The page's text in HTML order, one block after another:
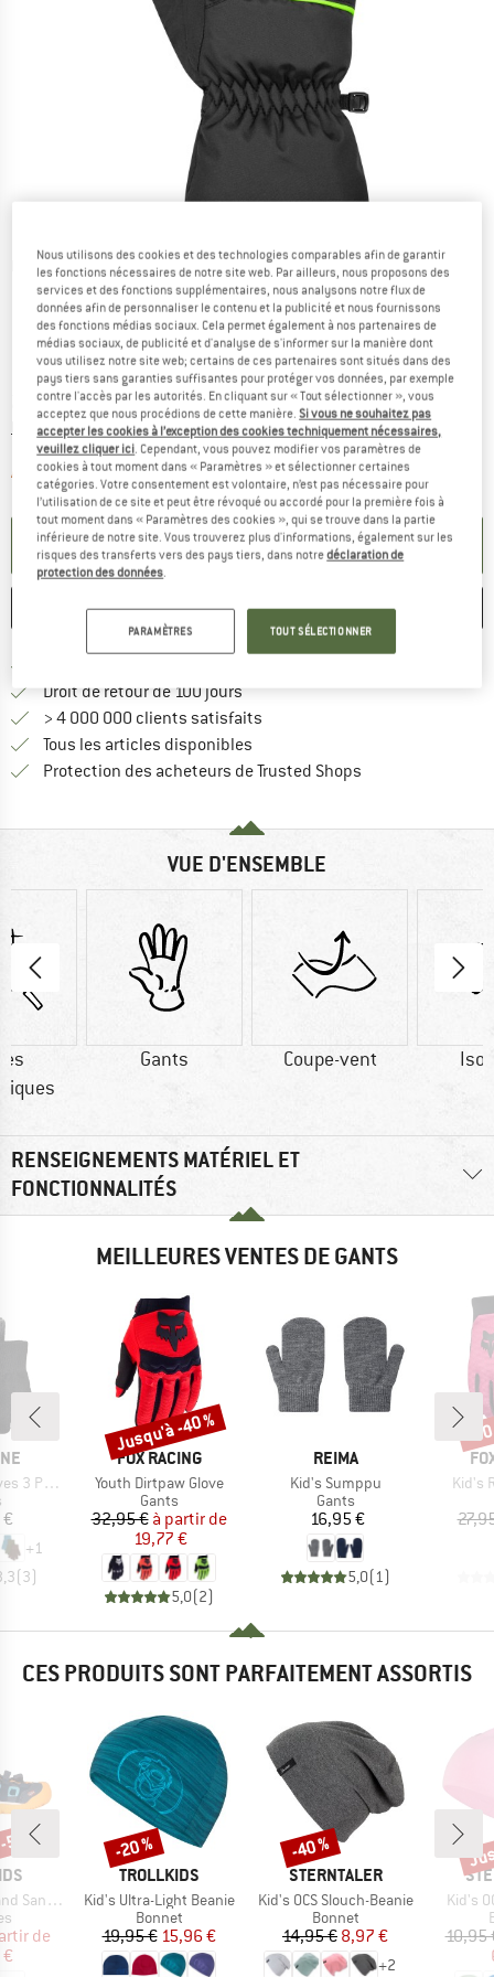
Photos détaillées
Prix:
24,95€ TVA incl.
hors Frais de livraisonInformations sur les frais de livraison. Ouvre une
Article momentanément épuisé;Le lien s'ouvre dans une boîte
PARAMÉTRER ALERTE
ENREGISTRER COMPARER
Droit de retour de 100 jours
> 4 000 000 clients satisfaits
Tous les articles disponibles
Protection des acheteurs de Trusted Shops
VUE D'ENSEMBLE
Gants Coupe-vent
RENSEIGNEMENTS MATÉRIEL ET
FONCTIONNALITÉS
MEILLEURES VENTES DE GANTS
3 Pack
group
+1
(3)
MARQUE
FOX RACING
Article
Youth Dirtpaw Glove
Product group
Gants
Prix
32,95 € Prix réduit
à partir de
19,77 €
5,0(2)
Remise
Jusqu'à -40 %
MARQUE
REIMA
Article
Kid's Sumppu
Product group
Gants
Prix
16,95 €
5,0( 1)
Article
Kid's
-
CES PRODUITS SONT PARFAITEMENT ASSORTIS
XT
réduit
de
%
MARQUE
TROLLKIDS
Article
Kid's Ultra-Light Beanie
Product group
Bonnet
Prix
19,95 €Prix réduit
15,96 €
Remise
-20 %
MARQUE
STERNTALER
Article
Kid's OCS Slouch-Beanie
Product group
Bonnet
Prix
14,95 €Prix réduit
8,97 €
+2
Remise
-40 %
Article
Kid's
10,95
Nous utilisons des cookies et des technologies comparables afin de garantir
les fonctions nécessaires de notre site web. Par ailleurs, nous proposons des
services et des fonctions supplémentaires, nous analysons notre flux de
données afin de personnaliser le contenu et la publicité et nous fournissons
des fonctions médias sociaux. Cela permet également à nos partenaires de
médias sociaux, de publicité et d'analyse de s'informer sur la manière dont
vous utilisez notre site web; certains de ces partenaires sont situés dans des
pays tiers sans garanties suffisantes pour protéger vos données, par exemple
contre l'accès par les autorités. En cliquant sur « Tout sélectionner », vous
acceptez que nous procédions de cette manière.Si vous ne souhaitez pas
accepter les cookies à l’exception des cookies techniquement nécessaires,
veuillez cliquer ici. Cependant, vous pouvez modifier vos paramètres de
cookies à tout moment dans « Paramètres » et sélectionner certaines
catégories. Votre consentement est volontaire, n’est pas nécessaire pour
l’utilisation de ce site et peut être révoqué ou accordé pour la première fois à
tout moment dans « Paramètres des cookies », qui se trouve dans la partie
inférieure de notre site. Vous trouverez plus d'informations, également sur les
risques des transferts vers des pays tiers, dans notredéclaration de
protection des données.
PARAMÈTRES TOUT SÉLECTIONNER